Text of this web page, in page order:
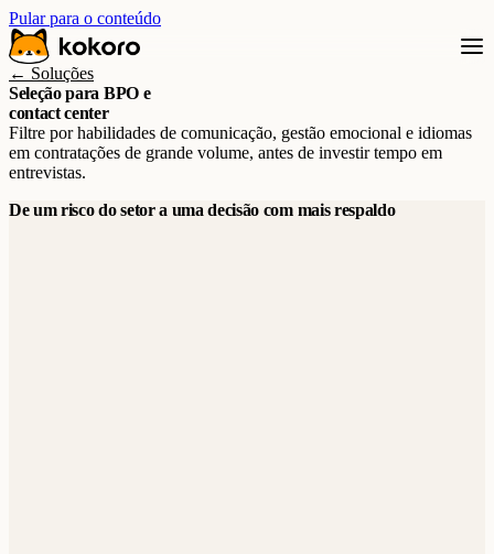
Pular para o conteúdo
← Soluções
Seleção para BPO e
contact center
Filtre por habilidades de comunicação, gestão emocional e idiomas
em contratações de grande volume, antes de investir tempo em
entrevistas.
De um risco do setor a uma decisão com mais respaldo